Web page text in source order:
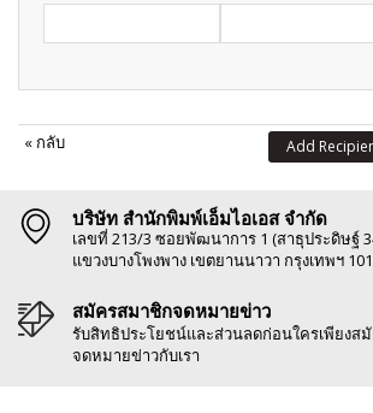
« กลับ Add
บริษัท สำนักพิมพ์เอ็มไอเอส จำกัด
เลขที่ 213/3 ซอยพัฒนาการ 1 (สาธุประดิษฐ์
แขวงบางโพงพาง เขตยานนาวา กรุงเทพฯ
สมัครสมาชิกจดหมายข่าว
รับสิทธิประโยชน์และส่วนลดก่อนใครเพียงส
จดหมายข่าวกับเรา